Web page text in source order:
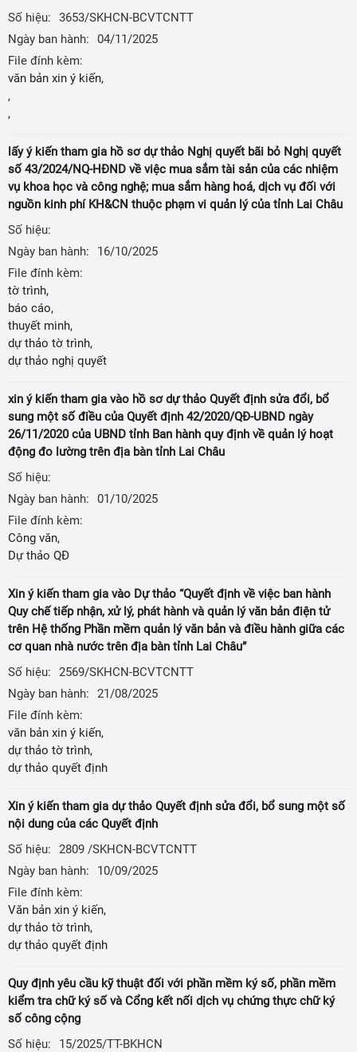
Số hiệu:
3653/SKHCN-BCVTCNTT
Ngày ban hành:
04/11/2025
File đính kèm:
văn bản xin ý kiến,
,
,
lấy ý kiến tham gia hồ sơ dự thảo Nghị quyết bãi bỏ Nghị quyết
số 43/2024/NQ-HĐND về việc mua sắm tài sản của các nhiệm
vụ khoa học và công nghệ; mua sắm hàng hoá, dịch vụ đối với
nguồn kinh phí KH&CN thuộc phạm vi quản lý của tỉnh Lai Châu
Số hiệu:
Ngày ban hành:
16/10/2025
File đính kèm:
tờ trình,
báo cáo,
thuyết minh,
dự thảo tờ trình,
dự thảo nghị quyết
xin ý kiến tham gia vào hồ sơ dự thảo Quyết định sửa đổi, bổ
sung một số điều của Quyết định 42/2020/QĐ-UBND ngày
26/11/2020 của UBND tỉnh Ban hành quy định về quản lý hoạt
động đo lường trên địa bàn tỉnh Lai Châu
Số hiệu:
Ngày ban hành:
01/10/2025
File đính kèm:
Công văn,
Dự thảo QĐ
Xin ý kiến tham gia vào Dự thảo “Quyết định về việc ban hành
Quy chế tiếp nhận, xử lý, phát hành và quản lý văn bản điện tử
trên Hệ thống Phần mềm quản lý văn bản và điều hành giữa các
cơ quan nhà nước trên địa bàn tỉnh Lai Châu”
Số hiệu:
2569/SKHCN-BCVTCNTT
Ngày ban hành:
21/08/2025
File đính kèm:
văn bản xin ý kiến,
dự thảo tờ trình,
dự thảo quyết định
Xin ý kiến tham gia dự thảo Quyết định sửa đổi, bổ sung một số
nội dung của các Quyết định
Số hiệu:
2809 /SKHCN-BCVTCNTT
Ngày ban hành:
10/09/2025
File đính kèm:
Văn bản xin ý kiến,
dự thảo tờ trình,
dự thảo quyết định
Quy định yêu cầu kỹ thuật đối với phần mềm ký số, phần mềm
kiểm tra chữ ký số và Cổng kết nối dịch vụ chứng thực chữ ký
số công cộng
Số hiệu:
15/2025/TT-BKHCN